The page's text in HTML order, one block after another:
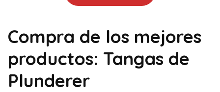
Compra de los mejores
productos: Tangas de
Plunderer